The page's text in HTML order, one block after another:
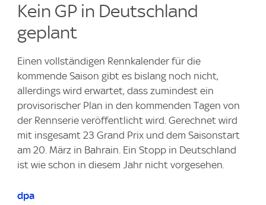
Kein GP in Deutschland
geplant
Einen vollständigen Rennkalender für die
kommende Saison gibt es bislang noch nicht,
allerdings wird erwartet, dass zumindest ein
provisorischer Plan in den kommenden Tagen von
der Rennserie veröffentlicht wird. Gerechnet wird
mit insgesamt 23 Grand Prix und dem Saisonstart
am 20. März in Bahrain. Ein Stopp in Deutschland
ist wie schon in diesem Jahr nicht vorgesehen.
dpa